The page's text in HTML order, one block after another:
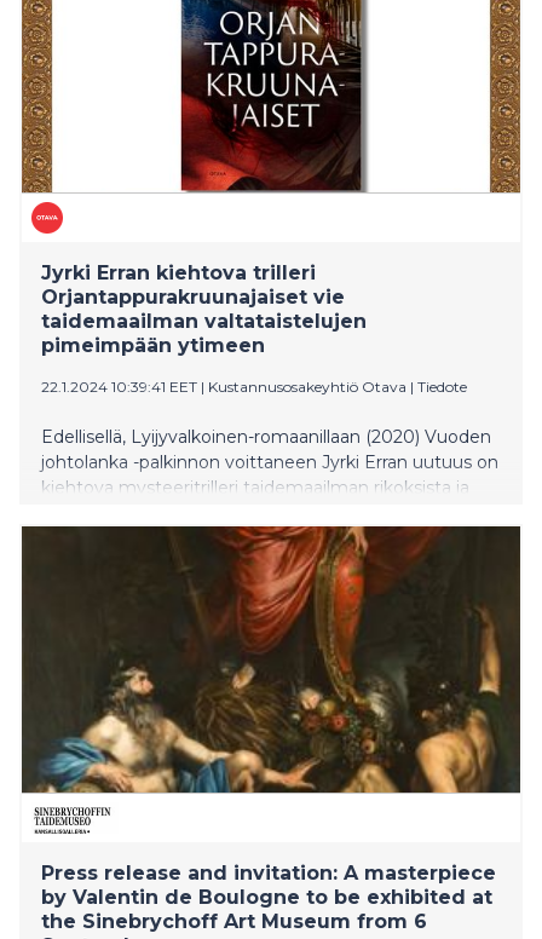
paljasti uusia löytöjä. Tervetuloa näyttelyn
ennakkoesittelyyn ti 10.9.2024 klo 14.00. Ilmoittaudu
mukaan: merja.haikio@siff.fi
Jyrki Erran kiehtova trilleri
Orjantappurakruunajaiset vie
taidemaailman valtataistelujen
pimeimpään ytimeen
22.1.2024 10:39:41 EET | Kustannusosakeyhtiö Otava | Tiedote
Edellisellä, Lyijyvalkoinen-romaanillaan (2020) Vuoden
johtolanka -palkinnon voittaneen Jyrki Erran uutuus on
kiehtova mysteeritrilleri taidemaailman rikoksista ja
Press release and invitation: A masterpiece
by Valentin de Boulogne to be exhibited at
the Sinebrychoff Art Museum from 6